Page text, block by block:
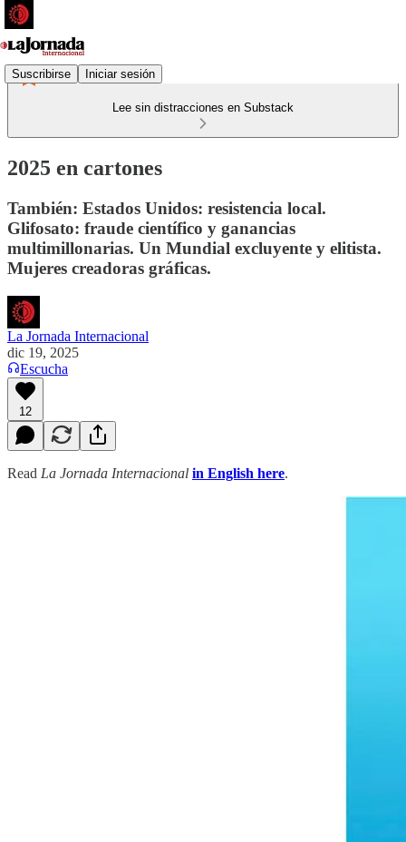
Suscribirse Iniciar sesión
Lee sin distracciones en Substack
2025 en cartones
También: Estados Unidos: resistencia local.
Glifosato: fraude científico y ganancias
multimillonarias. Un Mundial excluyente y elitista.
Mujeres creadoras gráficas.
La Jornada Internacional
dic 19, 2025
Escucha
12
Read La Jornada Internacional in English here.